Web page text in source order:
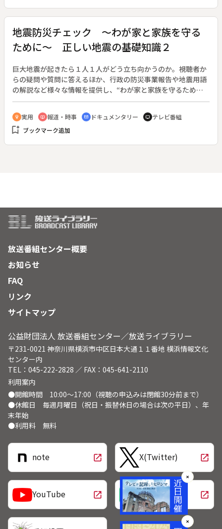
ひょんなことから若いイケメン男性が登場する。俄然やる気を
起こしたママさん選手たちだが、なぜか鈴子だけは困り顔。実
はこのイケメン男性・光太郎（向井理）は、みんなに内緒にし
ている鈴子のひと回り年下の夫なのだ。
地震防災チェック ～わが家と家族を守る
ために～ 正しい地震の基礎知識２
巨大地震が起きたら１人１人がどう立ち向かうのか。視聴者か
らの疑問や質問に答えるほか、行政の防災事業報告や地震用語
の解説など様々な情報を提供し、“わが家と家族を守るため
に”人々の地震に対する防災意識を高める。（２００１年４月
放送開始）◆この回は「正しい地震の基礎知識２」。
emoji_objects 実用 ondemand_video 報道・時事 cinematic_blur ドキュメンタリー tv テレビ番組
bookmark_add ブックマーク追加
放送番組センター概要
お知らせ
FAQ
リンク
サイトマップ
公益財団法人 放送番組センター／放送ライブラリー
〒231-0021 神奈川県横浜市中区日本大通１１番地 横浜情報文化
センター内
TEL：045-222-2828 ／ FAX：045-641-2110
利用案内
●開館時間 10:00～17:00（視聴の申込みは閉館30分前まで）
●休館日 毎週月曜日（祝日・振替休日の場合は次の平日）、年
末年始
●利用料 無料
note open_in_new X(Twitter) open_in_new
YouTube open_in_new LINE open_in_new
✕
✕